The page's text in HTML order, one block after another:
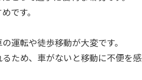
です。
運転や徒歩移動が大変です。
ため、車がないと移動に不便を感